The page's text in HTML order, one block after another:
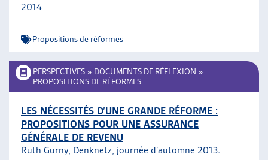
2014
Propositions de réformes
PERSPECTIVES » DOCUMENTS DE RÉFLEXION »
PROPOSITIONS DE RÉFORMES
LES NÉCESSITÉS D’UNE GRANDE RÉFORME :
PROPOSITIONS POUR UNE ASSURANCE
GÉNÉRALE DE REVENU
Ruth Gurny, Denknetz, journée d’automne 2013.